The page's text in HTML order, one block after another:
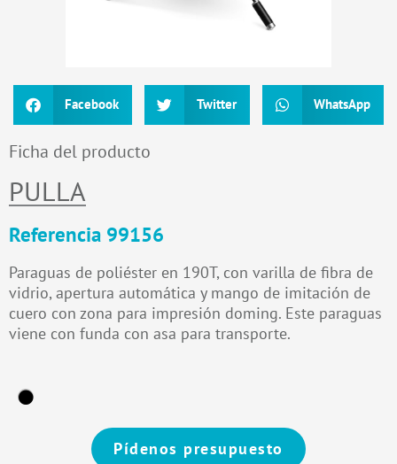
Facebook Twitter WhatsApp
Ficha del producto
PULLA
Referencia 99156
Paraguas de poliéster en 190T, con varilla de fibra de
vidrio, apertura automática y mango de imitación de
cuero con zona para impresión doming. Este paraguas
viene con funda con asa para transporte.
Pídenos presupuesto